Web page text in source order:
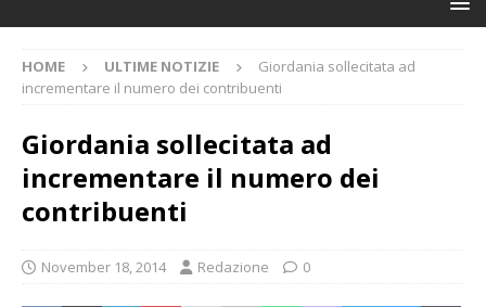
HOME ULTIME NOTIZIE
Giordania sollecitata ad
incrementare il numero dei contribuenti
Giordania sollecitata ad
incrementare il numero dei
contribuenti
November 18, 2014 Redazione 0